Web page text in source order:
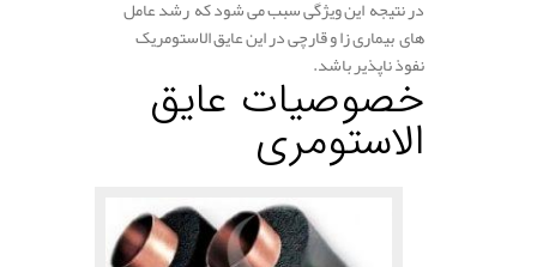
در نتیجه این ویژگی سبب می شود که رشد عامل
های بیماری زا و قارچی در این عایق الاستومریک
نفوذ ناپذیر باشد.
خصوصیات عایق
الاستومری